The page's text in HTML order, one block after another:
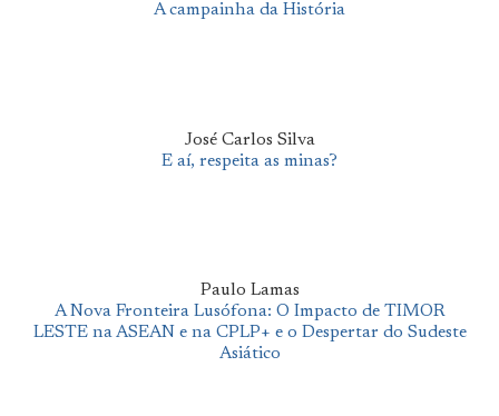
A campainha da História
José Carlos Silva
E aí, respeita as minas?
Paulo Lamas
A Nova Fronteira Lusófona: O Impacto de TIMOR
LESTE na ASEAN e na CPLP+ e o Despertar do Sudeste
Asiático